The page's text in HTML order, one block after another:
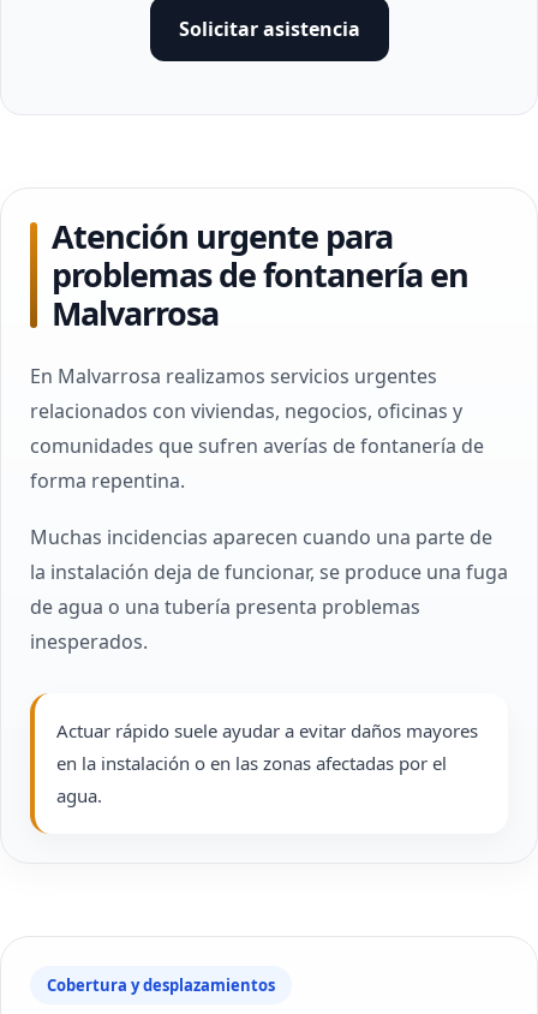
Solicitar asistencia
Atención urgente para
problemas de fontanería en
Malvarrosa
En Malvarrosa realizamos servicios urgentes
relacionados con viviendas, negocios, oficinas y
comunidades que sufren averías de fontanería de
forma repentina.
Muchas incidencias aparecen cuando una parte de
la instalación deja de funcionar, se produce una fuga
de agua o una tubería presenta problemas
inesperados.
Actuar rápido suele ayudar a evitar daños mayores
en la instalación o en las zonas afectadas por el
agua.
Cobertura y desplazamientos